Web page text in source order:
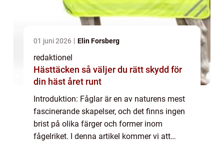
01 juni 2026 Elin Forsberg
redaktionel
Hästtäcken så väljer du rätt skydd för
din häst året runt
Introduktion: Fåglar är en av naturens mest
fascinerande skapelser, och det finns ingen
brist på olika färger och former inom
fågelriket. I denna artikel kommer vi att